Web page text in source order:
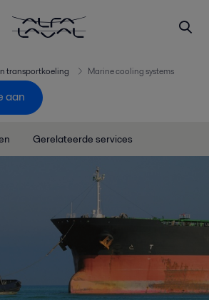
transportkoeling Marine cooling systems
aan
Gerelateerde services